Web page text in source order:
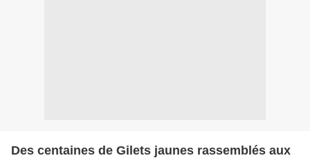
Des centaines de Gilets jaunes rassemblés aux